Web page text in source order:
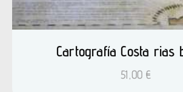
Cartografía Costa rias
51,00 €